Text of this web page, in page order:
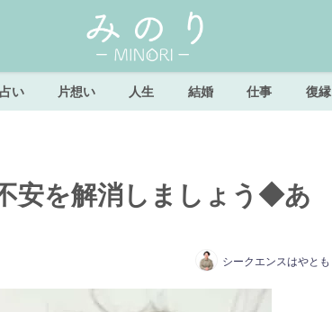
い 片想い 人生 結婚 仕事 復縁
安を解消しましょう◆あ
シークエンスはやとも